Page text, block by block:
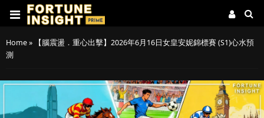
Home»
【腦震盪．重心出擊】2026年6月16日女皇安妮錦標賽 (S1)心水預
測